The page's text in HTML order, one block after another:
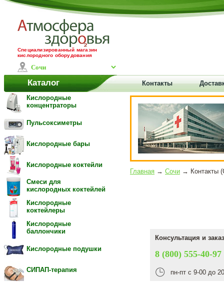
Специализированный магазин
кислородного оборудования
Каталог Контакты
Кислородные
концентраторы
Пульсоксиметры
Кислородные бары
Кислородные коктейли
Смеси для
кислородных коктейлей
Кислородные
коктейлеры
Кислородные
баллончики
Кислородные подушки
СИПАП-терапия
Главная → Сочи → Контакты
Консультация и
8 (800) 555-40-97
пн-пт с 9-00 до